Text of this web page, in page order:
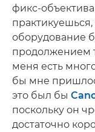
фикс-
оборудование
продолжением
меня есть
бы мне
это был бы
поскольку он
достаточно